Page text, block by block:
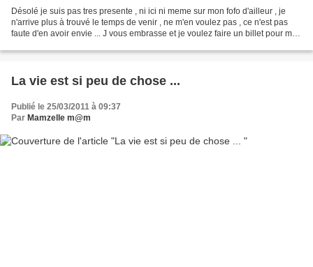
Désolé je suis pas tres presente , ni ici ni meme sur mon fofo d'ailleur , je
n'arrive plus à trouvé le temps de venir , ne m'en voulez pas , ce n'est pas
faute d'en avoir envie ... J vous embrasse et je voulez faire un billet pour mes
La vie est si peu de chose ...
Publié le 25/03/2011 à 09:37
Par Mamzelle m@m